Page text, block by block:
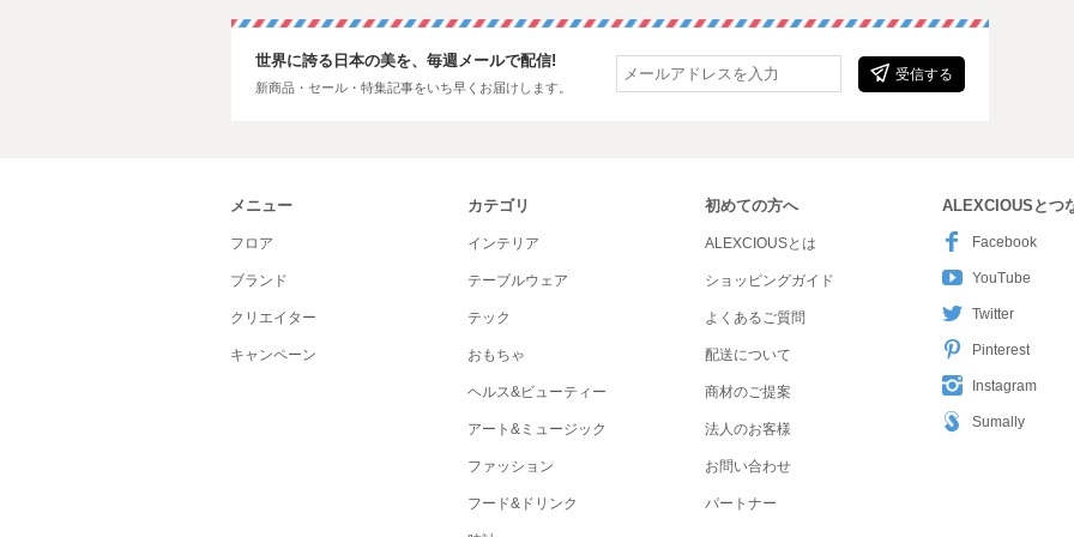
受信する
世界に誇る日本の美を、毎週メールで配信!
新商品・セール・特集記事をいち早くお届けします。
メニュー
フロア
ブランド
クリエイター
キャンペーン
カテゴリ
インテリア
テーブルウェア
テック
おもちゃ
ヘルス&ビューティー
アート&ミュージック
ファッション
フード&ドリンク
初めての方へ
ALEXCIOUSとは
ショッピングガイド
よくあるご質問
配送について
商材のご提案
法人のお客様
お問い合わせ
パートナー
ALEXCIOUSとつ
Facebook
YouTube
Twitter
Pinterest
Instagram
Sumally